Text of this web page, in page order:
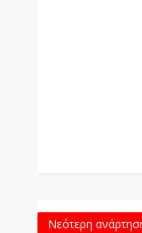
Νεότερη